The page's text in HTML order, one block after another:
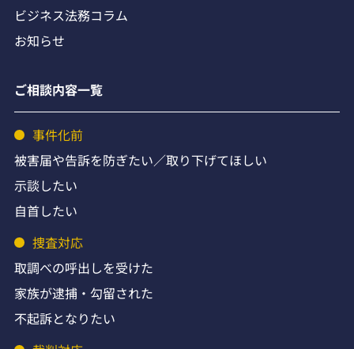
ビジネス法務コラム
お知らせ
ご相談内容一覧
事件化前
被害届や告訴を防ぎたい／取り下げてほしい
示談したい
自首したい
捜査対応
取調べの呼出しを受けた
家族が逮捕・勾留された
不起訴となりたい